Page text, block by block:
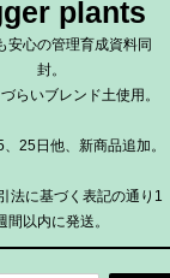
plants
安心の管理育成資料同
封。
らいブレンド土使用。
25日他、新商品追加。
法に基づく表記の通り1
間以内に発送。